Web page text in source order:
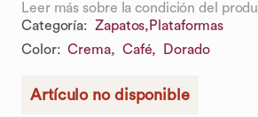
Leer más sobre la condición del
Categoría: Zapatos, Plataformas
Color: Crema, Café, Dorado
Artículo no disponible